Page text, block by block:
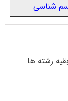
سم شناسی
رشته ها